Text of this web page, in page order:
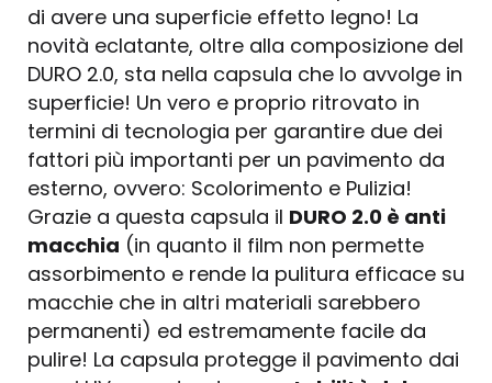
di avere una superficie effetto legno! La
novità eclatante, oltre alla composizione del
DURO 2.0, sta nella capsula che lo avvolge in
superficie! Un vero e proprio ritrovato in
termini di tecnologia per garantire due dei
fattori più importanti per un pavimento da
esterno, ovvero: Scolorimento e Pulizia!
Grazie a questa capsula il DURO 2.0 è anti
macchia (in quanto il film non permette
assorbimento e rende la pulitura efficace su
macchie che in altri materiali sarebbero
permanenti) ed estremamente facile da
pulire! La capsula protegge il pavimento dai